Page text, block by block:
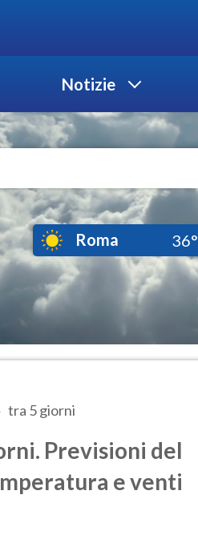
Notizie
Roma 36°
tra 5 giorni
Previsioni del
e venti